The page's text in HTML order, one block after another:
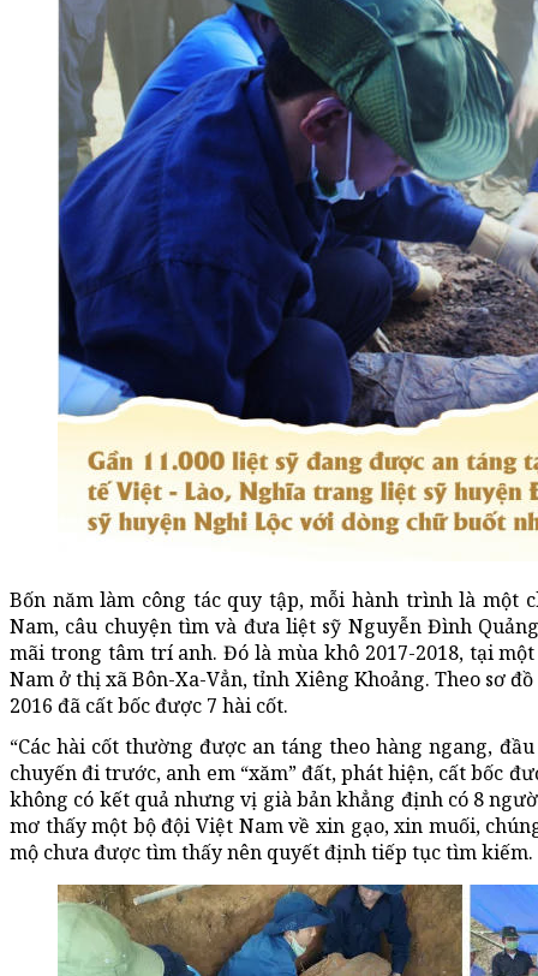
Bốn năm làm công tác quy tập, mỗi hành trình là một
Nam, câu chuyện tìm và đưa liệt sỹ Nguyễn Đình
mãi trong tâm trí anh. Đó là mùa khô 2017-2018, tại
Nam ở thị xã Bôn-Xa-Vẳn, tỉnh Xiêng Khoảng. Theo sơ
2016 đã cất bốc được 7 hài cốt.
“Các hài cốt thường được an táng theo hàng ngang,
chuyến đi trước, anh em “xăm” đất, phát hiện, cất bốc
không có kết quả nhưng vị già bản khẳng định có 8
mơ thấy một bộ đội Việt Nam về xin gạo, xin muối,
mộ chưa được tìm thấy nên quyết định tiếp tục tìm kiếm.